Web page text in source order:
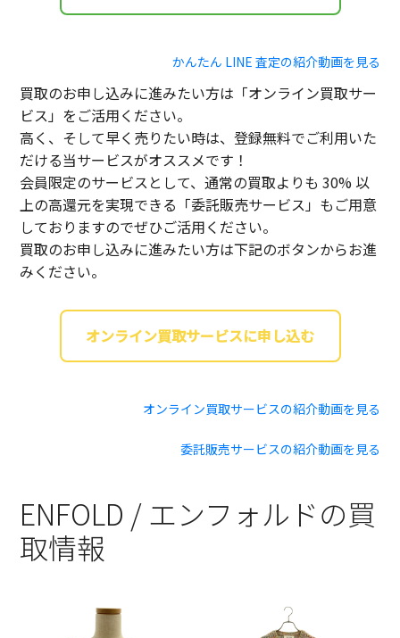
かんたん LINE 査定の紹介動画を見る
買取のお申し込みに進みたい方は「オンライン買取サー
ビス」をご活用ください。
高く、そして早く売りたい時は、登録無料でご利用いた
だける当サービスがオススメです！
会員限定のサービスとして、通常の買取よりも 30% 以
上の高還元を実現できる「委託販売サービス」もご用意
しておりますのでぜひご活用ください。
買取のお申し込みに進みたい方は下記のボタンからお進
みください。
オンライン買取サービスに申し込む
オンライン買取サービスの紹介動画を見る
委託販売サービスの紹介動画を見る
ENFOLD / エンフォルドの買
取情報